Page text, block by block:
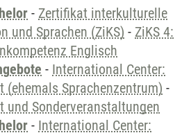
- Zertifikat interkulturelle
und Sprachen (ZiKS) - ZiKS 4:
Englisch
- International Center:
(ehemals Sprachenzentrum) -
und Sonderveranstaltungen
- International Center: